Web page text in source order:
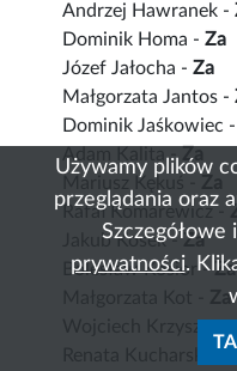
Używamy plików
przeglądania oraz
prywatności.
Andrzej Hawranek -
Dominik Homa -Za
Józef Jałocha -Za
Małgorzata Jantos -
Dominik Jaśkowiec
Adam Kalita -
Za
Mariusz Kękuś -
Rafał Komarewicz -
Jakub Kosek -Za
Bolesław Kosior -Za
Za